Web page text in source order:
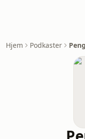
Hjem Podkaster